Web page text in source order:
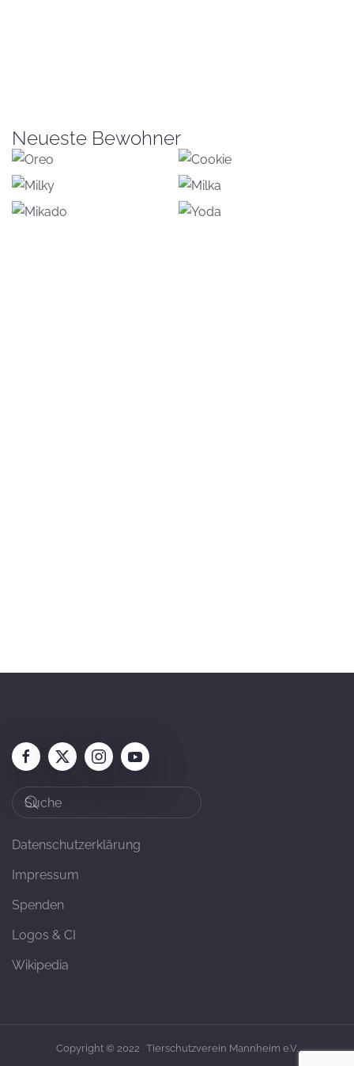
Neueste Bewohner
Datenschutzerklärung
Impressum
Spenden
Logos & CI
Wikipedia
Copyright © 2022 · Tierschutzverein Mannheim e.V.